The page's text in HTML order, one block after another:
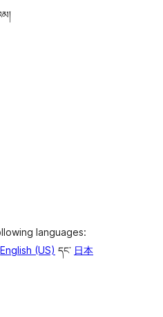
languages:
English (US) དང་ 日本